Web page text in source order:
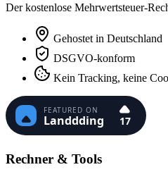
Der kostenlose Mehrwertsteuer-
Gehostet in Deutschland
DSGVO-konform
Kein Tracking, keine
Rechner & Tools